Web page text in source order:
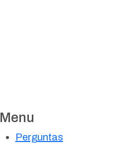
Menu
Perguntas